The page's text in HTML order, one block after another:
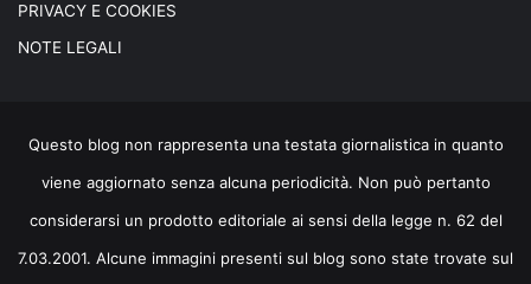
PRIVACY E COOKIES
NOTE LEGALI
Questo blog non rappresenta una testata giornalistica in quanto
viene aggiornato senza alcuna periodicità. Non può pertanto
considerarsi un prodotto editoriale ai sensi della legge n. 62 del
7.03.2001. Alcune immagini presenti sul blog sono state trovate sul